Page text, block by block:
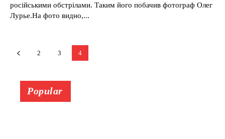
російськими обстрілами. Таким його побачив фотограф Олег
Лурье.На фото видно,...
2 3 4
Popular